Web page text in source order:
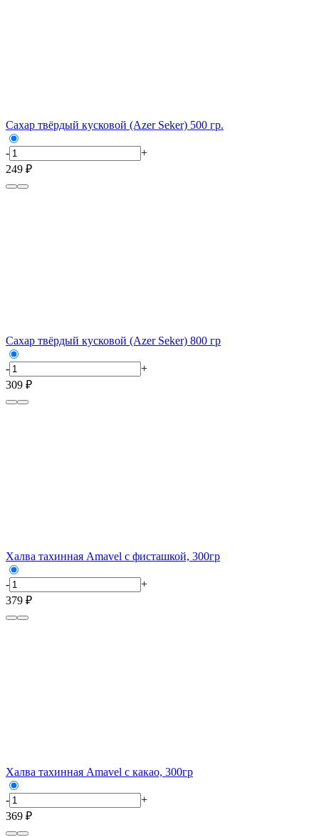
Сахар твёрдый кусковой (Azer Seker) 500 гр.
-
+
249 ₽
Сахар твёрдый кусковой (Azer Seker) 800 гр
-
+
309 ₽
Халва тахинная Amavel с фисташкой, 300гр
-
+
379 ₽
Халва тахинная Amavel с какао, 300гр
-
+
369 ₽